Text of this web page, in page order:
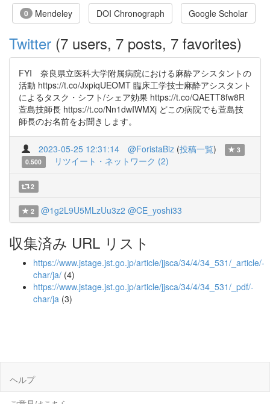
0 Mendeley DOI Chronograph Google Scholar
Twitter (7 users, 7 posts, 7 favorites)
FYI 奈良県立医科大学附属病院における麻酔アシスタントの
活動 https://t.co/JxpiqUEOMT 臨床工学技士麻酔アシスタント
によるタスク・シフト/シェア効果 https://t.co/QAETT8fw8R
萱島技師長 https://t.co/Nn1dwIWMXj どこの病院でも萱島技
師長のお名前をお聞きします。
2023-05-25 12:31:14 @ForistaBiz (投稿一覧)
3
0.500
リツイート・ネットワーク (2)
2
2 @1g2L9U5MLzUu3z2 @CE_yoshi33
収集済み URL リスト
https://www.jstage.jst.go.jp/article/jjsca/34/4/34_531/_article/-
char/ja/ (4)
https://www.jstage.jst.go.jp/article/jjsca/34/4/34_531/_pdf/-
char/ja (3)
ヘルプ